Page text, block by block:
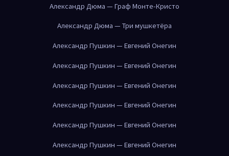
Александр Дюма — Граф Монте-Кристо
Александр Дюма — Три мушкетёра
Александр Пушкин — Евгений Онегин
Александр Пушкин — Евгений Онегин
Александр Пушкин — Евгений Онегин
Александр Пушкин — Евгений Онегин
Александр Пушкин — Евгений Онегин
Александр Пушкин — Евгений Онегин